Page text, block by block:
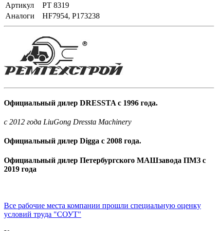
Артикул
PT 8319
Аналоги
HF7954, P173238
Официальный дилер DRESSTA с 1996 года.
c 2012 года LiuGong Dressta Machinery
Официальный дилер Digga с 2008 года.
Официальный дилер Петербургского МАШзавода ПМЗ с
2019 года
Все рабочие места компании прошли специальную оценку
условий труда "СОУТ"